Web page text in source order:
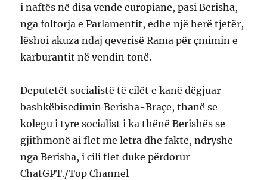
i naftës në disa vende europiane, pasi Berisha,
nga foltorja e Parlamentit, edhe një herë tjetër,
lëshoi akuza ndaj qeverisë Rama për çmimin e
karburantit në vendin tonë.
Deputetët socialistë të cilët e kanë dëgjuar
bashkëbisedimin Berisha-Braçe, thanë se
kolegu i tyre socialist i ka thënë Berishës se
gjithmonë ai flet me letra dhe fakte, ndryshe
nga Berisha, i cili flet duke përdorur
ChatGPT./Top Channel